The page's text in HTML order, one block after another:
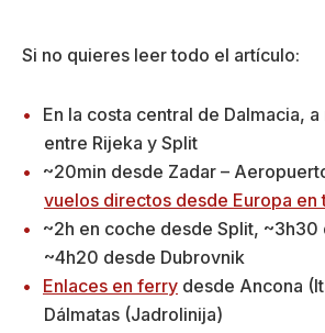
Si no quieres leer todo el artículo:
En la costa central de Dalmacia,
entre Rijeka y Split
~20min desde Zadar –
vuelos directos desde Europa en
~2h en coche desde Split, ~3h30
~4h20 desde Dubrovnik
Enlaces en ferry desde Ancona
Dálmatas (Jadrolinija)